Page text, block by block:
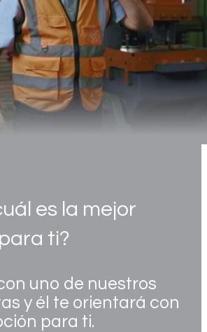
es la mejor
ti?
uno de nuestros
y él te orientará con
para ti.